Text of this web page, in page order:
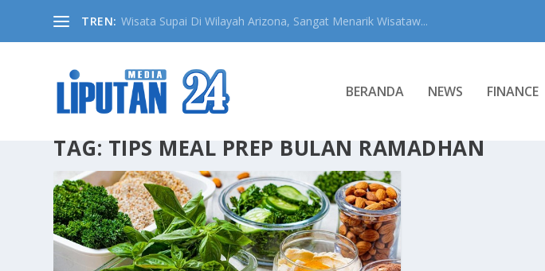
TREN: Wisata Supai Di Wilayah Arizona, Sangat Menarik Wisataw...
BERANDA NEWS FINANCE
TAG: TIPS MEAL PREP BULAN RAMADHAN